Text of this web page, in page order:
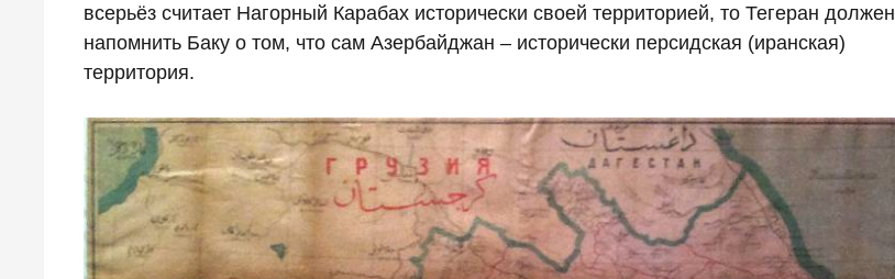
всерьёз считает Нагорный Карабах исторически своей территорией, то Тегеран должен
напомнить Баку о том, что сам Азербайджан – исторически персидская (иранская)
территория.